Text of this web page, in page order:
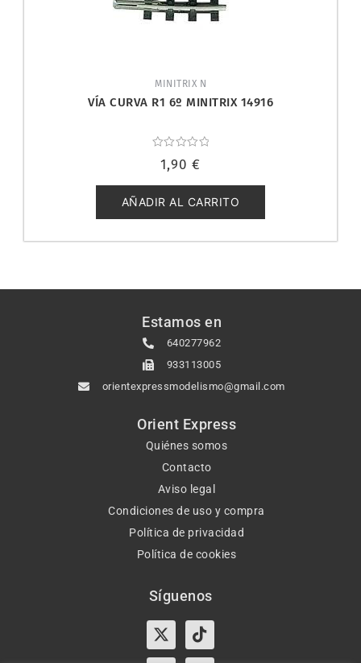
MINITRIX N
VÍA CURVA R1 6º MINITRIX 14916
con
de
5
1,90 €
AÑADIR AL CARRITO
Estamos en
640277962
933113005
orientexpressmodelismo@gmail.com
Orient Express
Quiénes somos
Contacto
Aviso legal
Condiciones de uso y compra
Política de privacidad
Política de cookies
Síguenos
X-
twitter
Tiktok
InstagramFacebook